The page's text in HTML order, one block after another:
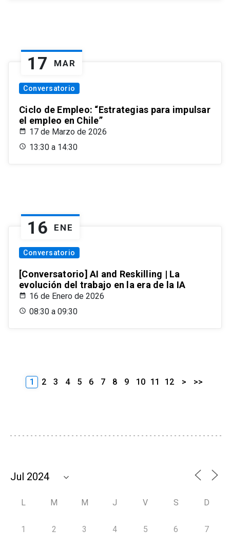
17 MAR
Conversatorio
Ciclo de Empleo: “Estrategias para impulsar
el empleo en Chile”
17 de Marzo de 2026
13:30 a 14:30
16 ENE
Conversatorio
[Conversatorio] AI and Reskilling | La
evolución del trabajo en la era de la IA
16 de Enero de 2026
08:30 a 09:30
1 2 3 4 5 6 7 8 9 10 11 12 > >>
L M M J V S D
1 2 3 4 5 6 7